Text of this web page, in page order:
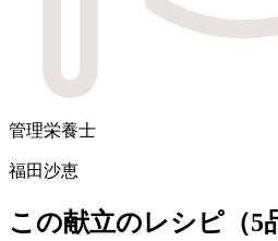
管理栄養士
福田沙恵
この献立のレシピ（5